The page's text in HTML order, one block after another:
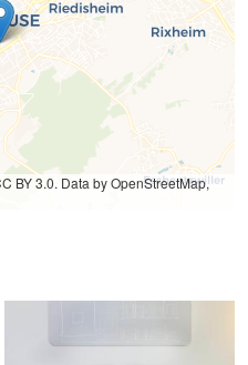
BY 3.0. Data by OpenStreetMap,